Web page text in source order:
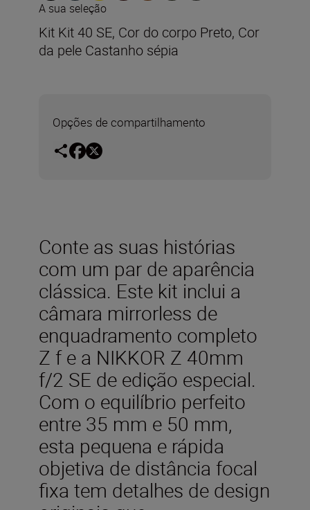
A sua seleção
Kit Kit 40 SE, Cor do corpo Preto, Cor
da pele Castanho sépia
Opções de compartilhamento
Conte as suas histórias
com um par de aparência
clássica. Este kit inclui a
câmara mirrorless de
enquadramento completo
Z f e a NIKKOR Z 40mm
f/2 SE de edição especial.
Com o equilíbrio perfeito
entre 35 mm e 50 mm,
esta pequena e rápida
objetiva de distância focal
fixa tem detalhes de design